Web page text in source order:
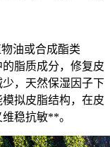
油或合成酯类
脂质成分，修复皮
，天然保湿因子下
拟皮脂结构，在皮
稳抗敏**。